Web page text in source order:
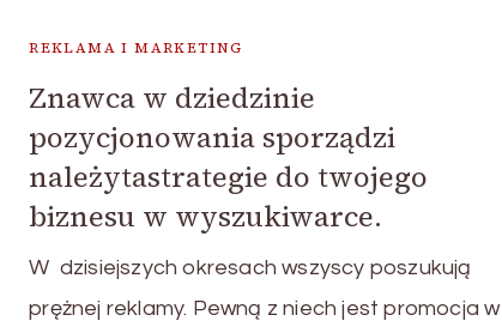
REKLAMA I MARKETING
Znawca w dziedzinie
pozycjonowania sporządzi
należytastrategie do twojego
biznesu w wyszukiwarce.
W dzisiejszych okresach wszyscy poszukują
prężnej reklamy. Pewną z niech jest promocja w